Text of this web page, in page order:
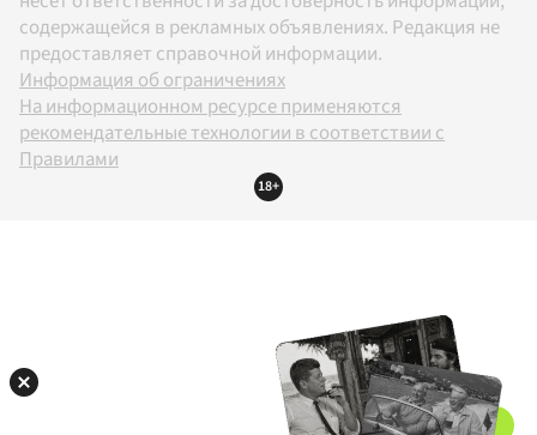
содержащейся в рекламных объявлениях. Редакция не
предоставляет справочной информации.
Информация об ограничениях
На информационном ресурсе применяются
рекомендательные технологии в соответствии с
Правилами
18+